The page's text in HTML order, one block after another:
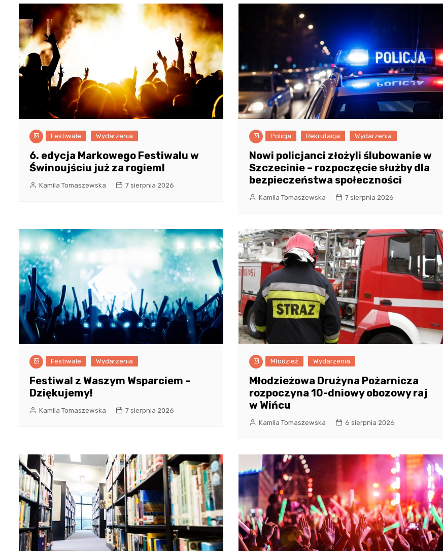
Festiwale Wydarzenia
6. edycja Markowego Festiwalu w
Świnoujściu już za rogiem!
Kamila Tomaszewska 7 sierpnia 2026
Policja Rekrutacja Wydarzenia
Nowi policjanci złożyli ślubowanie w
Szczecinie – rozpoczęcie służby dla
bezpieczeństwa społeczności
Kamila Tomaszewska 7 sierpnia 2026
Festiwale Wydarzenia
Festiwal z Waszym Wsparciem –
Dziękujemy!
Kamila Tomaszewska 7 sierpnia 2026
Młodzież Wydarzenia
Młodzieżowa Drużyna Pożarnicza
rozpoczyna 10-dniowy obozowy raj
w Wińcu
Kamila Tomaszewska 6 sierpnia 2026